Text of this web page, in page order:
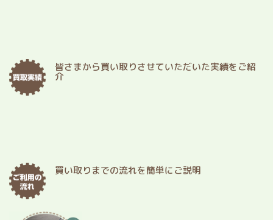
皆さまから買い取りさせていただいた実績をご紹
介
買い取りまでの流れを簡単にご説明